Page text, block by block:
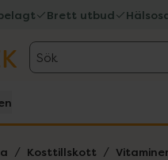
Brett utbud
Sök
Kosttillskott